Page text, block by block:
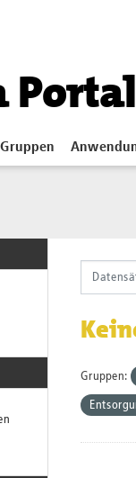
Gruppen
Gruppen: